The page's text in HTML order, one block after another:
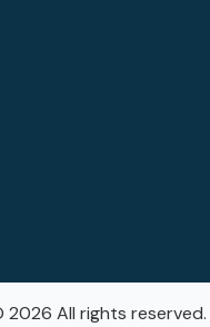
2026 All rights reserved.